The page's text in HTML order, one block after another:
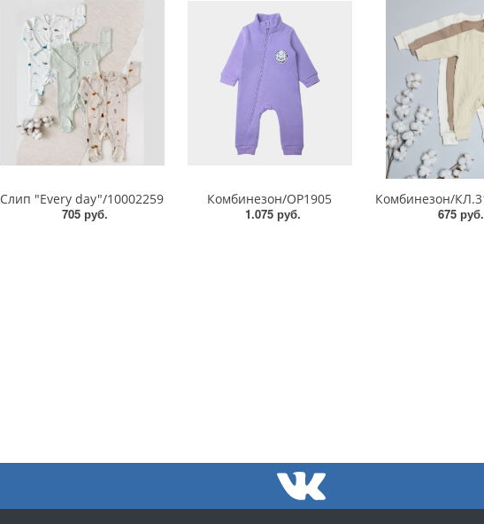
Слип "Every day"/10002259
705 руб.
Комбинезон/OP1905
1.075 руб.
675 руб.